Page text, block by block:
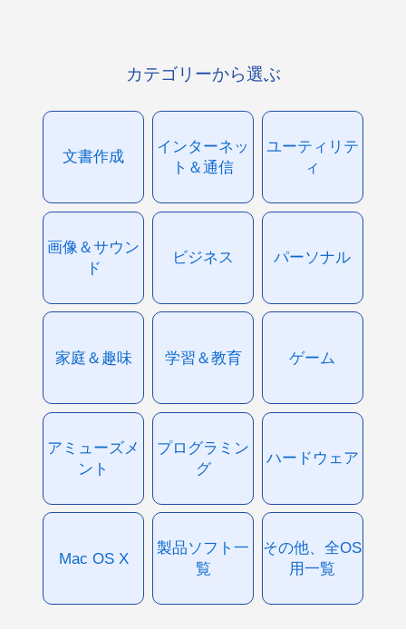
カテゴリーから選ぶ
文書作成
インターネッ
ト＆通信
ユーティリテ
ィ
画像＆サウン
ド
ビジネス パーソナル
家庭＆趣味 学習＆教育 ゲーム
アミューズメ
ント
プログラミン
グ
ハードウェア
Mac OS X
製品ソフト一
覧
その他、全OS
用一覧